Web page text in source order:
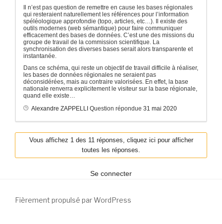
Il n’est pas question de remettre en cause les bases régionales
qui resteraient naturellement les références pour l’information
spéléologique approfondie (topo, articles, etc…). Il existe des
outils modernes (web sémantique) pour faire communiquer
efficacement des bases de données. C’est une des missions du
groupe de travail de la commission scientifique. La
synchronisation des diverses bases serait alors transparente et
instantanée.
Dans ce schéma, qui reste un objectif de travail difficile à réaliser,
les bases de données régionales ne seraient pas
déconsidérées, mais au contraire valorisées. En effet, la base
nationale renverra explicitement le visiteur sur la base régionale,
quand elle existe…
Alexandre ZAPPELLI Question répondue 31 mai 2020
Vous affichez 1 des 11 réponses, cliquez ici pour afficher
toutes les réponses.
Se connecter
Fièrement propulsé par WordPress